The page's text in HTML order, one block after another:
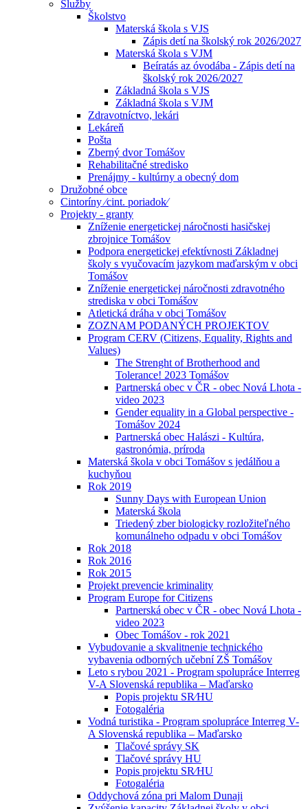
Služby
Školstvo
Materská škola s VJS
Zápis detí na školský rok 2026/2027
Materská škola s VJM
Beíratás az óvodába - Zápis detí na
školský rok 2026/2027
Základná škola s VJS
Základná škola s VJM
Zdravotníctvo, lekári
Lekáreň
Pošta
Zberný dvor Tomášov
Rehabilitačné stredisko
Prenájmy - kultúrny a obecný dom
Družobné obce
Cintoríny ⁄cint. poriadok⁄
Projekty - granty
Zníženie energetickej náročnosti hasičskej
zbrojnice Tomášov
Podpora energetickej efektívnosti Základnej
školy s vyučovacím jazykom maďarským v obci
Tomášov
Zníženie energetickej náročnosti zdravotného
strediska v obci Tomášov
Atletická dráha v obci Tomášov
ZOZNAM PODANÝCH PROJEKTOV
Program CERV (Citizens, Equality, Rights and
Values)
The Strenght of Brotherhood and
Tolerance! 2023 Tomášov
Partnerská obec v ČR - obec Nová Lhota -
video 2023
Gender equality in a Global perspective -
Tomášov 2024
Partnerská obec Halászi - Kultúra,
gastronómia, príroda
Materská škola v obci Tomášov s jedálňou a
kuchyňou
Rok 2019
Sunny Days with European Union
Materská škola
Triedený zber biologicky rozložiteľného
komunálneho odpadu v obci Tomášov
Rok 2018
Rok 2016
Rok 2015
Projekt prevencie kriminality
Program Europe for Citizens
Partnerská obec v ČR - obec Nová Lhota -
video 2023
Obec Tomášov - rok 2021
Vybudovanie a skvalitnenie technického
vybavenia odborných učební ZŠ Tomášov
Leto s rybou 2021 - Program spolupráce Interreg
V-A Slovenská republika – Maďarsko
Popis projektu SR⁄HU
Fotogaléria
Vodná turistika - Program spolupráce Interreg V-
A Slovenská republika – Maďarsko
Tlačové správy SK
Tlačové správy HU
Popis projektu SR⁄HU
Fotogaléria
Oddychová zóna pri Malom Dunaji